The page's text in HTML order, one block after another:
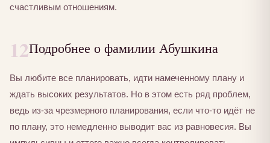
счастливым отношениям.
12Подробнее о фамилии Абушкина
Вы любите все планировать, идти намеченному плану и
ждать высоких результатов. Но в этом есть ряд проблем,
ведь из-за чрезмерного планирования, если что-то идёт не
по плану, это немедленно выводит вас из равновесия. Вы